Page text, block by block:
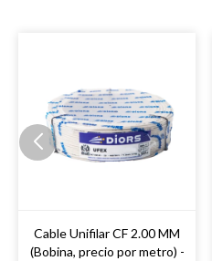
Cable Unifilar CF 2.00 MM
(Bobina, precio por metro) -